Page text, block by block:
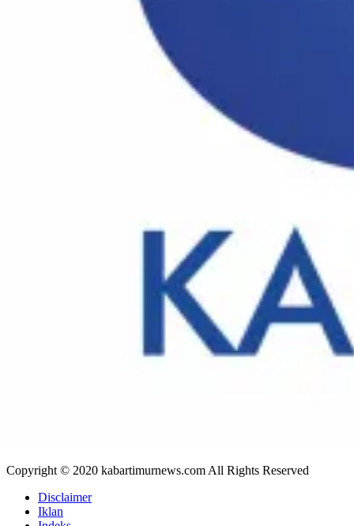
Copyright © 2020 kabartimurnews.com All Rights Reserved
Disclaimer
Iklan